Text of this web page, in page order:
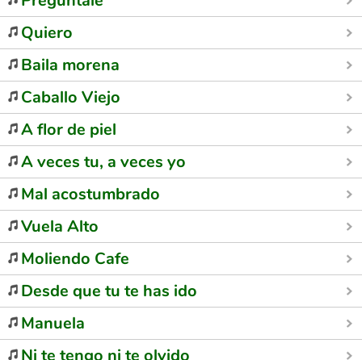
Quiero
Baila morena
Caballo Viejo
A flor de piel
A veces tu, a veces yo
Mal acostumbrado
Vuela Alto
Moliendo Cafe
Desde que tu te has ido
Manuela
Ni te tengo ni te olvido